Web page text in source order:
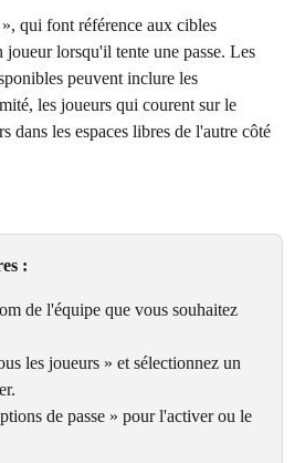
qui font référence aux cibles
lorsqu'il tente une passe. Les
peuvent inclure les
les joueurs qui courent sur le
dans les espaces libres de l'autre côté
:
de l'équipe que vous souhaitez
les joueurs » et sélectionnez un
de passe » pour l'activer ou le